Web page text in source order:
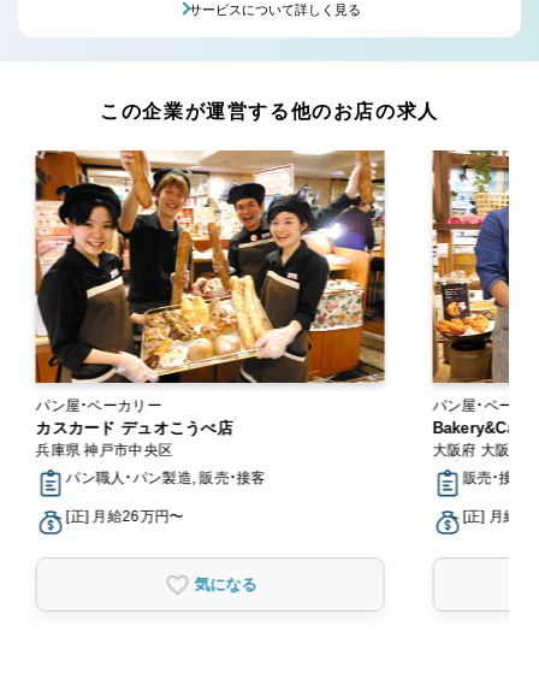
サービスについて詳しく見る
この企業が運営する他のお店の求人
パン屋・ベーカリー
カスカード デュオこうべ店
兵庫県 神戸市中央区
パン職人・パン製造, 販売・接客
[正] 月給26万円〜
気になる
パン屋・ベーカ
Bakery&Cafe
大阪府 大阪市
販売・接客
[正] 月給